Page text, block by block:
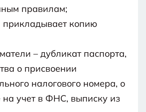
правилам;
копию
– дубликат паспорта,
о присвоении
налогового номера, о
на учет в ФНС, выписку из